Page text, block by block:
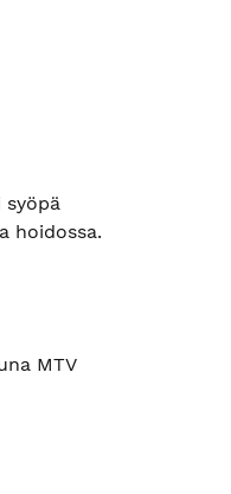
hoidossa.
MTV